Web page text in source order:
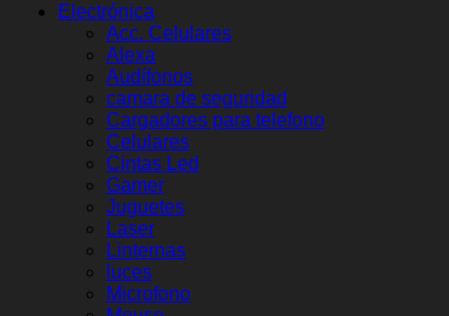
Electrónica
Acc. Celulares
Alexa
Audífonos
camara de seguridad
Cargadores para telefono
Celulares
Cintas Led
Gamer
Juguetes
Laser
Linternas
luces
Microfono